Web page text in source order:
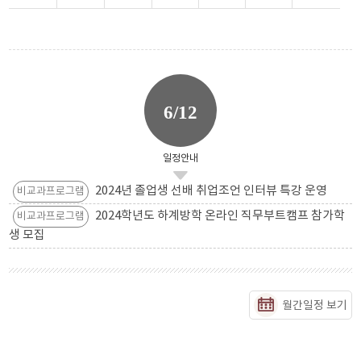
6/12
일정안내
비교과프로그램 2024년 졸업생 선배 취업조언 인터뷰 특강 운영
비교과프로그램
2024학년도 하계방학 온라인 직무부트캠프 참가학
생 모집
월간일정 보기